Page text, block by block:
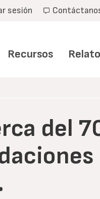
sesión
Recursos
del